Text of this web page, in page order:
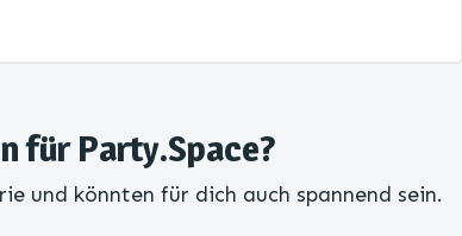
für Party.Space?
und könnten für dich auch spannend sein.